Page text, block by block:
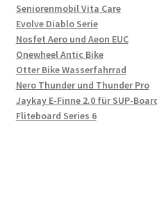
Seniorenmobil Vita Care
Evolve Diablo Serie
Nosfet Aero und Aeon EUC
Onewheel Antic Bike
Otter Bike Wasserfahrrad
Nero Thunder und Thunder Pro
Jaykay E-Finne 2.0 für SUP-
Fliteboard Series 6